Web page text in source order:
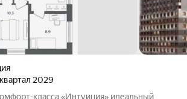
2029
класса «Интуиция» идеальный